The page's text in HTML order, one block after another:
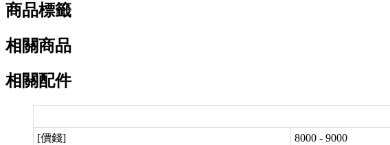
商品標籤
相關商品
相關配件
[價錢]
8000 - 9000